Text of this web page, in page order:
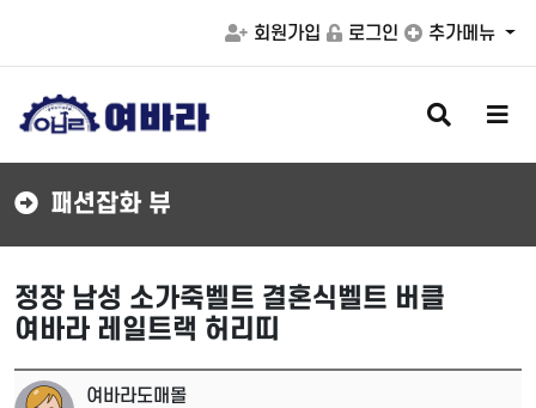
회원가입 로그인 추가메뉴
검
색
버
메
버
패션잡화 뷰
정장 남성 소가죽벨트 결혼식벨트 버클
여바라 레일트랙 허리띠
여바라도매몰